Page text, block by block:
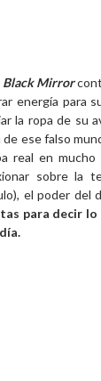
Black Mirror
energía para
la ropa de su
de ese falso
real en
sobre la
el poder del
para decir lo